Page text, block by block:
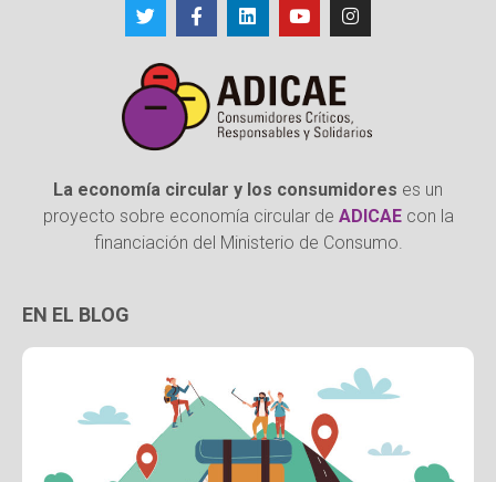
La economía circular y los consumidores es un
proyecto sobre economía circular de ADICAEcon la
financiación del Ministerio de Consumo.
EN EL BLOG